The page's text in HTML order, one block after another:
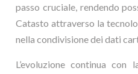
passo cruciale, rendendo
Catasto attraverso la
nella condivisione dei dati
L’evoluzione continua con